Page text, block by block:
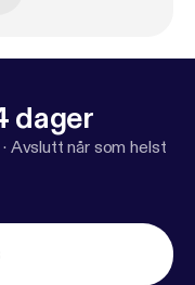
dager
· Avslutt når som helst